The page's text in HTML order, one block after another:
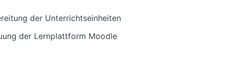
der Unterrichtseinheiten
der Lernplattform Moodle